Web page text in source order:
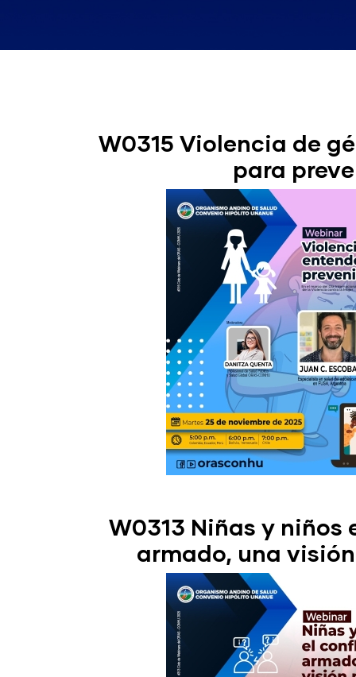
W0315 Violencia de
para
W0313 Niñas y niños
armado, una